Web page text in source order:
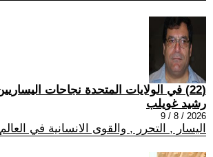
(22) في الولايات المتحدة نجاحات اليساريين تتواصل
رشيد غويلب
2026 / 8 / 9
اليسار , التحرر , والقوى الانسانية في العالم